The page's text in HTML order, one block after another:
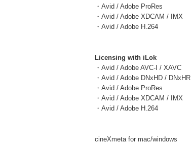
・Avid / Adobe ProRes
・Avid / Adobe XDCAM / IMX
・Avid / Adobe H.264
Licensing with iLok
・Avid / Adobe AVC-I / XAVC
・Avid / Adobe DNxHD / DNxHR
・Avid / Adobe ProRes
・Avid / Adobe XDCAM / IMX
・Avid / Adobe H.264
cineXmeta for mac/windows